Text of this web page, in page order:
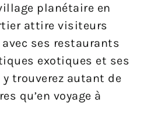
planétaire en
attire visiteurs
ses restaurants
exotiques et ses
y trouverez autant de
qu’en voyage à